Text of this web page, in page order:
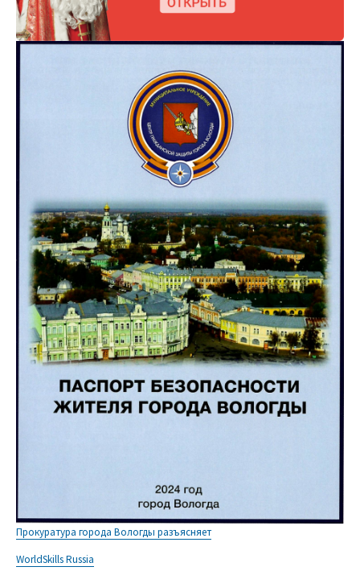
Прокуратура города Вологды разъясняет
WorldSkills Russia